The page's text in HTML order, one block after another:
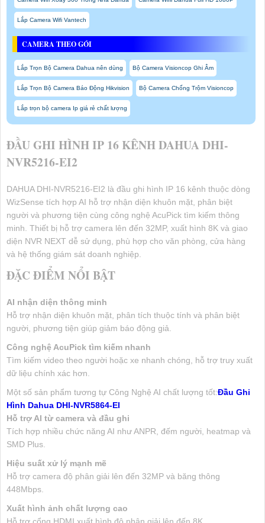
Lắp Camera Wifi Vantech
CAMERA THEO GÓI
Lắp Trọn Bộ Camera Dahua nên dùng Bộ Camera Visioncop Ghi Âm
Lắp Trọn Bộ Camera Báo Động Hikvision Bộ Camera Chống Trộm Visioncop
Lắp trọn bộ camera Ip giá rẻ chất lượng
ĐẦU GHI HÌNH IP 16 KÊNH DAHUA DHI-
NVR5216-EI2
DAHUA DHI-NVR5216-EI2 là đầu ghi hình IP 16 kênh thuộc dòng
WizSense tích hợp AI hỗ trợ nhận diện khuôn mặt, phân biệt
người và phương tiện cùng công nghệ AcuPick tìm kiếm thông
minh. Thiết bị hỗ trợ camera lên đến 32MP, xuất hình 8K và giao
diện NVR NEXT dễ sử dụng, phù hợp cho văn phòng, cửa hàng
và hệ thống giám sát doanh nghiệp.
ĐẶC ĐIỂM NỔI BẬT
AI nhận diện thông minh
Hỗ trợ nhận diện khuôn mặt, phân tích thuộc tính và phân biệt
người, phương tiện giúp giảm báo động giả.
Công nghệ AcuPick tìm kiếm nhanh
Tìm kiếm video theo người hoặc xe nhanh chóng, hỗ trợ truy xuất
dữ liệu chính xác hơn.
Một số sản phẩm tương tự Công Nghệ AI chất lượng tốt:Đầu Ghi
Hình Dahua DHI-NVR5864-EI
Hỗ trợ AI từ camera và đầu ghi
Tích hợp nhiều chức năng AI như ANPR, đếm người, heatmap và
SMD Plus.
Hiệu suất xử lý mạnh mẽ
Hỗ trợ camera độ phân giải lên đến 32MP và băng thông
448Mbps.
Xuất hình ảnh chất lượng cao